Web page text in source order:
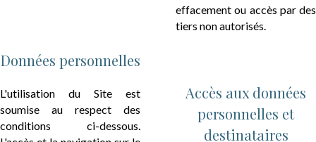
Données personnelles
L'utilisation du Site est
soumise au respect des
conditions ci-dessous.
effacement ou accès par des
tiers non autorisés.
Accès aux données
personnelles et
destinataires